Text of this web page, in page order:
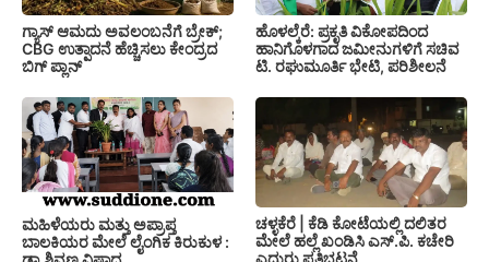
ಗ್ಯಾಸ್ ಆಮದು ಅವಲಂಬನೆಗೆ ಬ್ರೇಕ್;
CBG ಉತ್ಪಾದನೆ ಹೆಚ್ಚಿಸಲು ಕೇಂದ್ರದ
ಬಿಗ್ ಪ್ಲಾನ್
ಹೊಳಲ್ಕೆರೆ: ಪ್ರಕೃತಿ ವಿಕೋಪದಿಂದ
ಹಾನಿಗೊಳಗಾದ ಜಮೀನುಗಳಿಗೆ ಸಚಿವ
ಟಿ. ರಘುಮೂರ್ತಿ ಭೇಟಿ, ಪರಿಶೀಲನೆ
ಮಹಿಳೆಯರು ಮತ್ತು ಅಪ್ರಾಪ್ತ
ಬಾಲಕಿಯರ ಮೇಲೆ ಲೈಂಗಿಕ ಕಿರುಕುಳ :
ಚಳ್ಳಕೆರೆ | ಕೆಡಿ ಕೋಟೆಯಲ್ಲಿ ದಲಿತರ
ಮೇಲೆ ಹಲ್ಲೆ ಖಂಡಿಸಿ ಎಸ್.ಪಿ. ಕಚೇರಿ